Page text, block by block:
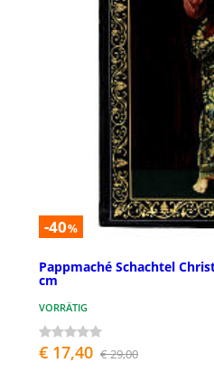
-40%
Pappmaché Schachtel
cm
VORRÄTIG
€ 17,40 € 29,00